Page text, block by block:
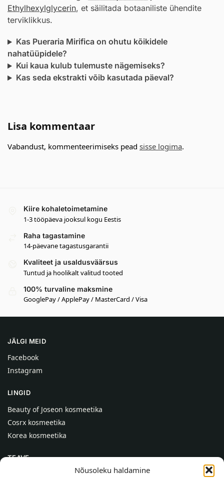
Nõusoleku haldamine
Ethylhexylglycerin, et säilitada botaaniliste ühendite
terviklikkus.
Kas Pueraria Mirifica on ohutu kõikidele
nahatüüpidele?
Kui kaua kulub tulemuste nägemiseks?
Kas seda ekstrakti võib kasutada päeval?
Lisa kommentaar
Vabandust, kommenteerimiseks pead sisse logima.
Kiire kohaletoimetamine
1-3 tööpäeva jooksul kogu Eestis
Raha tagastamine
14-päevane tagastusgarantii
Kvaliteet ja usaldusväärsus
Tuntud ja hoolikalt valitud tooted
100% turvaline maksmine
GooglePay / ApplePay / MasterCard / Visa
JÄLGI MEID
Facebook
Instagram
LINGID
Beauty of Joseon kosmeetika
Cosrx kosmeetika
Korea kosmeetika
TEAVE